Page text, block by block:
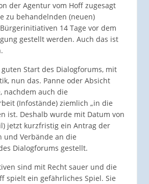
der Agentur vom Hoff zugesagt
zu behandelnden (neuen)
14 Tage vor dem
gestellt werden. Auch das ist
Start des Dialogforums, mit
nun das. Panne oder Absicht
nachdem auch die
(Infostände) ziemlich „in die
ist. Deshalb wurde mit Datum von
jetzt kurzfristig ein Antrag der
und Verbände an die
Dialogforums gestellt.
sind mit Recht sauer und die
spielt ein gefährliches Spiel. Sie